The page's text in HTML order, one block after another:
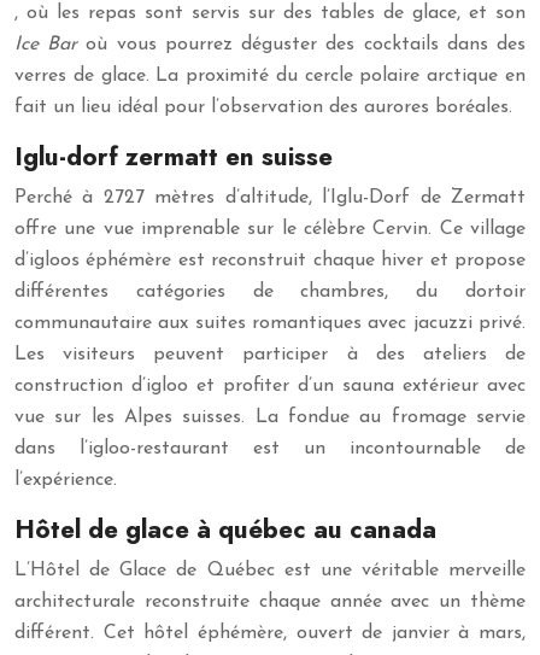
, où les repas sont servis sur des tables de glace, et son
Ice Baroù vous pourrez déguster des cocktails dans des
verres de glace. La proximité du cercle polaire arctique en
fait un lieu idéal pour l’observation des aurores boréales.
Iglu-dorf zermatt en suisse
Perché à 2727 mètres d’altitude, l’Iglu-Dorf de Zermatt
offre une vue imprenable sur le célèbre Cervin. Ce village
d’igloos éphémère est reconstruit chaque hiver et propose
différentes catégories de chambres, du dortoir
communautaire aux suites romantiques avec jacuzzi privé.
Les visiteurs peuvent participer à des ateliers de
construction d’igloo et profiter d’un sauna extérieur avec
vue sur les Alpes suisses. La fondue au fromage servie
dans l’igloo-restaurant est un incontournable de
l’expérience.
Hôtel de glace à québec au canada
L’Hôtel de Glace de Québec est une véritable merveille
architecturale reconstruite chaque année avec un thème
différent. Cet hôtel éphémère, ouvert de janvier à mars,